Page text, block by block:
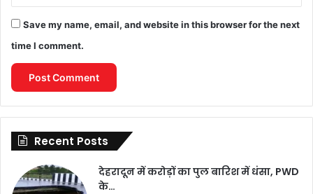
Save my name, email, and website in this browser for the next
time I comment.
Recent Posts
देहरादून में करोड़ों का पुल बारिश में धंसा, PWD
के…